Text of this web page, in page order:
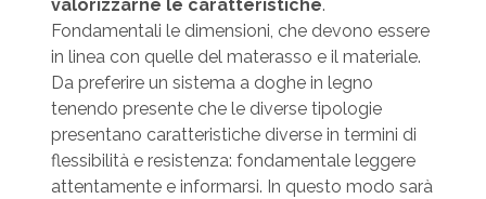
valorizzarne le caratteristiche.
Fondamentali le dimensioni, che devono essere
in linea con quelle del materasso e il materiale.
Da preferire un sistema a doghe in legno
tenendo presente che le diverse tipologie
presentano caratteristiche diverse in termini di
flessibilità e resistenza: fondamentale leggere
attentamente e informarsi. In questo modo sarà